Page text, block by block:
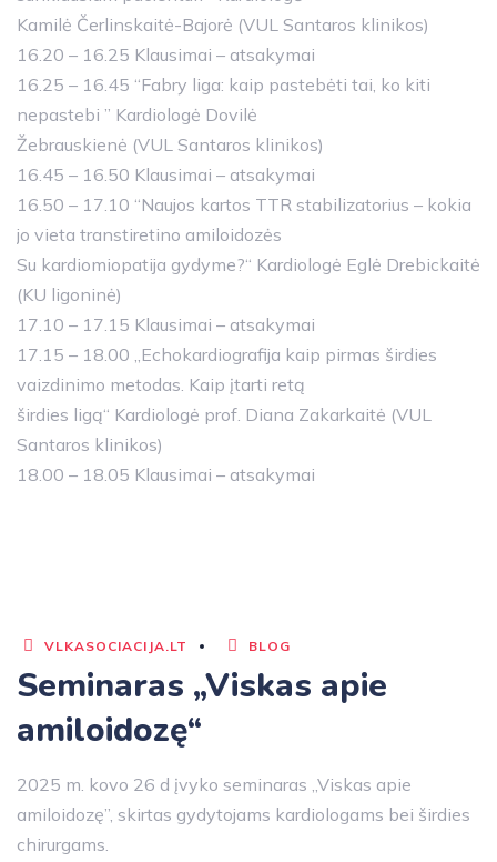
Kamilė Čerlinskaitė-Bajorė (VUL Santaros klinikos)
16.20 – 16.25 Klausimai – atsakymai
16.25 – 16.45 “Fabry liga: kaip pastebėti tai, ko kiti
nepastebi ” Kardiologė Dovilė
Žebrauskienė (VUL Santaros klinikos)
16.45 – 16.50 Klausimai – atsakymai
16.50 – 17.10 “Naujos kartos TTR stabilizatorius – kokia
jo vieta transtiretino amiloidozės
Su kardiomiopatija gydyme?“ Kardiologė Eglė Drebickaitė
(KU ligoninė)
17.10 – 17.15 Klausimai – atsakymai
17.15 – 18.00 „Echokardiografija kaip pirmas širdies
vaizdinimo metodas. Kaip įtarti retą
širdies ligą“ Kardiologė prof. Diana Zakarkaitė (VUL
Santaros klinikos)
18.00 – 18.05 Klausimai – atsakymai
VLKASOCIACIJA.LT BLOG
Seminaras „Viskas apie
amiloidozę“
2025 m. kovo 26 d įvyko seminaras „Viskas apie
amiloidozę”, skirtas gydytojams kardiologams bei širdies
chirurgams.